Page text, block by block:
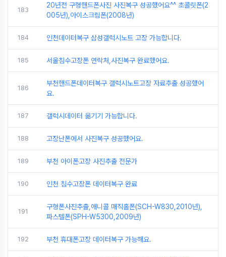
183
20년전 구형핸드폰사진 사진복구 성공했어요^^ 초콜릿폰(2
005년),아이스크림폰(2008년)
184 인천데이터복구 삼성갤럭시노트 고장 가능합니다.
185 서울침수고장폰 연락처,사진복구 완료했어요.
186
부천핸드폰데이터복구 갤럭시노트고장 자료추출 성공했어
요.
187 갤럭시데이터 옮기기 가능합니다.
188 고장난폰에서 사진복구 성공했어요.
189 부천 아이폰고장 사진추출 전문가
190 인천 침수고장폰 데이터복구 완료
191
구형폰사진추출,애니콜 매직홀폰(SCH-W830,2010년),
파스텔폰(SPH-W5300,2009년)
192 부천 휴대폰고장 데이터복구 가능해요.